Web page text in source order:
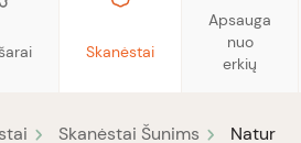
Skanėstai
Apsauga
nuo
erkių
Skanėstai Šunims
Natur